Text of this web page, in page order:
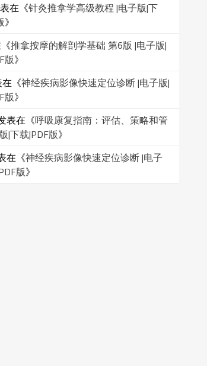
在《针灸推拿学高级教程 |电子版|下
》
推拿按摩的解剖学基础 第6版 |电子版|
版》
《神经疾病影像快速定位诊断 |电子版|
版》
表在《呼吸康复指南：评估、策略和管
|下载|PDF版》
在《神经疾病影像快速定位诊断 |电子
版》